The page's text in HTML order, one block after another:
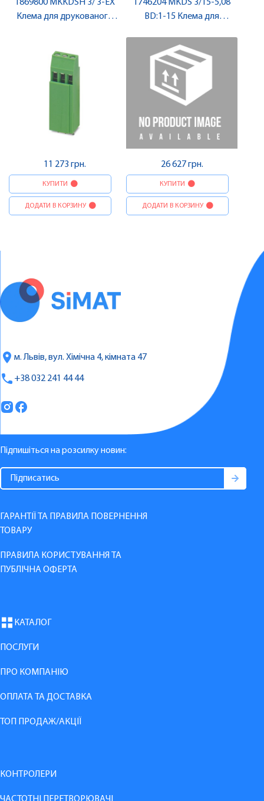
1869800 MKKDSH 3/ 3-EX
Клема для друкованого
11 273 грн.
КУПИТИ
ДОДАТИ В КОРЗИНУ
1746204 MKDS 3/15-5,08
BD:1-15 Клема для
Pheonix Contact
26 627 грн.
КУПИТИ
ДОДАТИ В КОРЗИНУ
м. Львів, вул. Хімічна 4, кімната 47
+38 032 241 44 44
Підпишіться на розсилку новин:
ГАРАНТІЇ ТА ПРАВИЛА ПОВЕРНЕННЯ
ТОВАРУ
ПРАВИЛА КОРИСТУВАННЯ ТА
ПУБЛІЧНА ОФЕРТА
КАТАЛОГ
ПОСЛУГИ
ПРО КОМПАНІЮ
ОПЛАТА ТА ДОСТАВКА
ТОП ПРОДАЖ/АКЦІЇ
КОНТРОЛЕРИ